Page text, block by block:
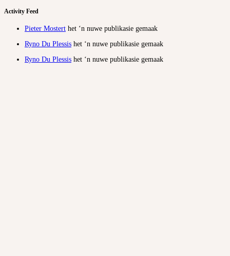
Activity Feed
Pieter Mostert het ‘n nuwe publikasie gemaak
Ryno Du Plessis het ‘n nuwe publikasie gemaak
Ryno Du Plessis het ‘n nuwe publikasie gemaak